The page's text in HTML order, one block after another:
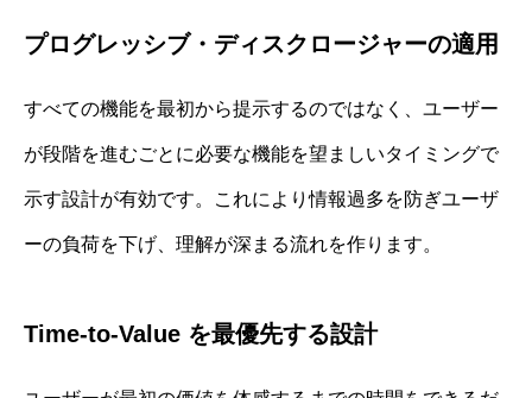
プログレッシブ・ディスクロージャーの適用
すべての機能を最初から提示するのではなく、ユーザー
が段階を進むごとに必要な機能を望ましいタイミングで
示す設計が有効です。これにより情報過多を防ぎユーザ
ーの負荷を下げ、理解が深まる流れを作ります。
Time-to-Value を最優先する設計